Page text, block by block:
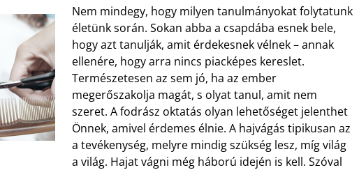
Nem mindegy, hogy milyen tanulmányokat folytatunk
életünk során. Sokan abba a csapdába esnek bele,
hogy azt tanulják, amit érdekesnek vélnek – annak
ellenére, hogy arra nincs piacképes kereslet.
Természetesen az sem jó, ha az ember
megerőszakolja magát, s olyat tanul, amit nem
szeret. A fodrász oktatás olyan lehetőséget jelenthet
Önnek, amivel érdemes élnie. A hajvágás tipikusan az
a tevékenység, melyre mindig szükség lesz, míg világ
a világ. Hajat vágni még háború idején is kell. Szóval